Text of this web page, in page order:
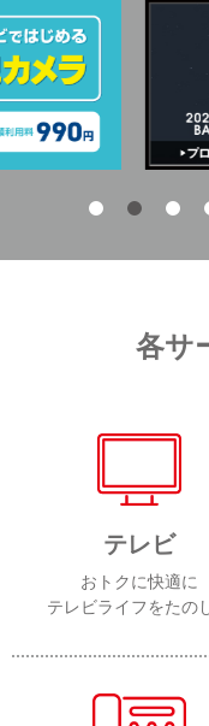
各サ
テレビ
おトクに快適に
テレビライフをたの